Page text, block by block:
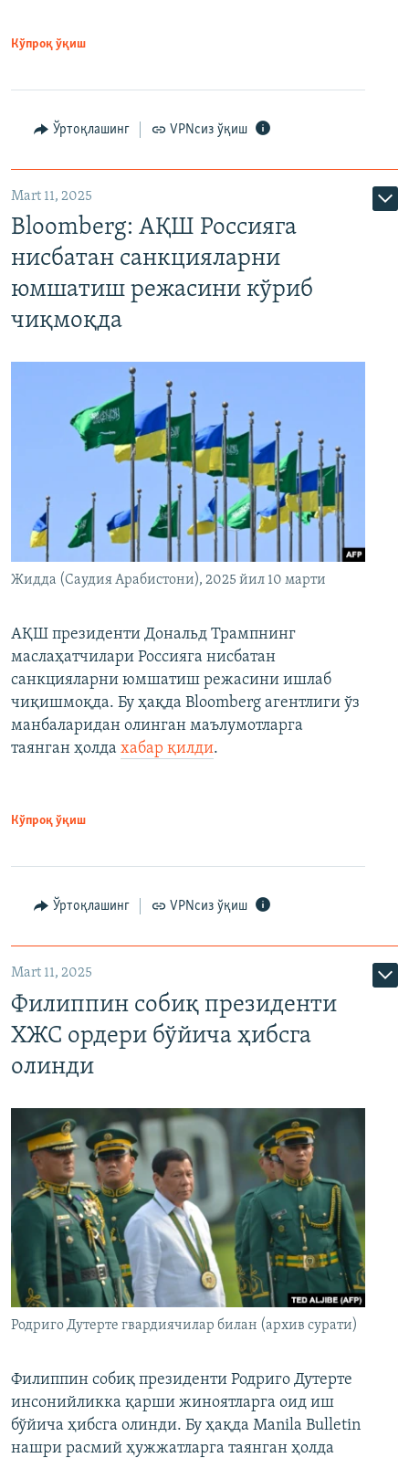
Кўпроқ ўқиш
Ўртоқлашинг VPNсиз ўқиш
Mart 11, 2025
Bloomberg: АҚШ Россияга
нисбатан санкцияларни
юмшатиш режасини кўриб
чиқмоқда
Жидда (Саудия Арабистони), 2025 йил 10 марти
АҚШ президенти Дональд Трампнинг
маслаҳатчилари Россияга нисбатан
санкцияларни юмшатиш режасини ишлаб
чиқишмоқда. Бу ҳақда Bloomberg агентлиги ўз
манбаларидан олинган маълумотларга
таянган ҳолда хабар қилди.
Кўпроқ ўқиш
Ўртоқлашинг VPNсиз ўқиш
Mart 11, 2025
Филиппин собиқ президенти
ХЖС ордери бўйича ҳибсга
олинди
Родриго Дутерте гвардиячилар билан (архив сурати)
Филиппин собиқ президенти Родриго Дутерте
инсонийликка қарши жиноятларга оид иш
бўйича ҳибсга олинди. Бу ҳақда Manila Bulletin
нашри расмий ҳужжатларга таянган ҳолда